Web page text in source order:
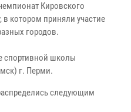
Кировского
котором приняли участие
городов.
спортивной школы
г. Перми.
следующим